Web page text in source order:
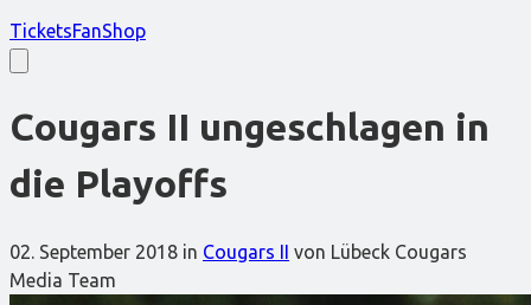
TicketsFanShop
Cougars II ungeschlagen in
die Playoffs
02. September 2018 in Cougars II von Lübeck Cougars
Media Team